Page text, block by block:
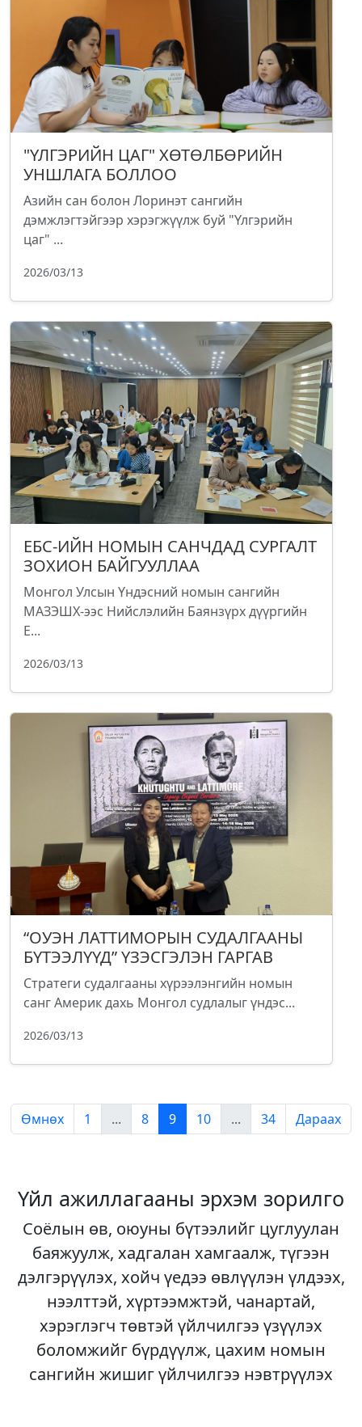
"ҮЛГЭРИЙН ЦАГ" ХӨТӨЛБӨРИЙН
УНШЛАГА БОЛЛОО
Азийн сан болон Лоринэт сангийн
дэмжлэгтэйгээр хэрэгжүүлж буй "Үлгэрийн
цаг" ...
2026/03/13
ЕБС-ИЙН НОМЫН САНЧДАД СУРГАЛТ
ЗОХИОН БАЙГУУЛЛАА
Монгол Улсын Үндэсний номын сангийн
МАЗЭШХ-ээс Нийслэлийн Баянзүрх дүүргийн
Е...
2026/03/13
“ОУЭН ЛАТТИМОРЫН СУДАЛГААНЫ
БҮТЭЭЛҮҮД” ҮЗЭСГЭЛЭН ГАРГАВ
Стратеги судалгааны хүрээлэнгийн номын
санг Америк дахь Монгол судлалыг үндэс...
2026/03/13
Өмнөх 1 ... 8 9 10 ... 34 Дараах
Үйл ажиллагааны эрхэм зорилго
Соёлын өв, оюуны бүтээлийг цуглуулан
баяжуулж, хадгалан хамгаалж, түгээн
дэлгэрүүлэх, хойч үедээ өвлүүлэн үлдээх,
нээлттэй, хүртээмжтэй, чанартай,
хэрэглэгч төвтэй үйлчилгээ үзүүлэх
боломжийг бүрдүүлж, цахим номын
сангийн жишиг үйлчилгээ нэвтрүүлэх